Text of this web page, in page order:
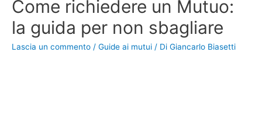
Come richiedere un Mutuo:
la guida per non sbagliare
Lascia un commento / Guide ai mutui / Di Giancarlo Biasetti